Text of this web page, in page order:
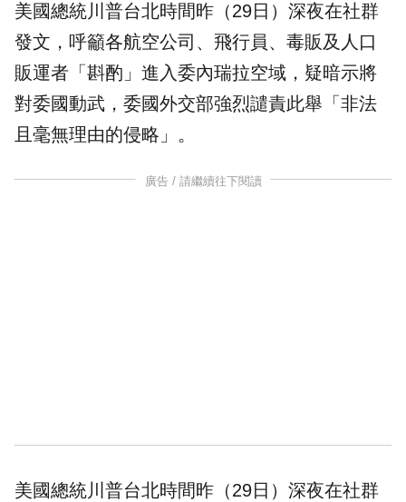
美國總統川普台北時間昨（29日）深夜在社群
發文，呼籲各航空公司、飛行員、毒販及人口
販運者「斟酌」進入委內瑞拉空域，疑暗示將
對委國動武，委國外交部強烈譴責此舉「非法
且毫無理由的侵略」。
廣告 / 請繼續往下閱讀
美國總統川普台北時間昨（29日）深夜在社群